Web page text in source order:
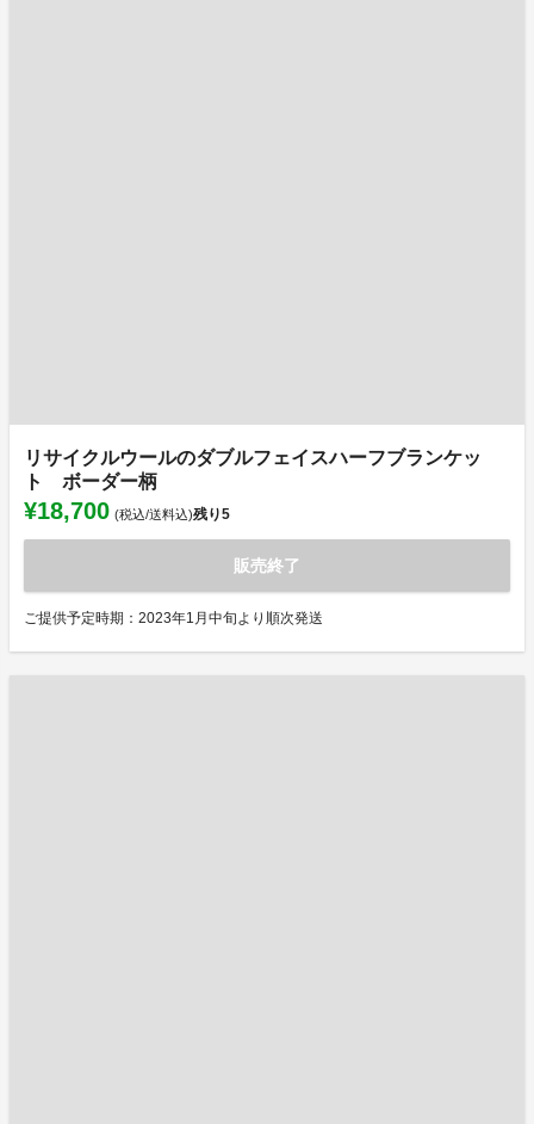
リサイクルウールのダブルフェイスハーフブランケッ
ト ボーダー柄
¥18,700 (税込/送料込)残り5
販売終了
ご提供予定時期：2023年1月中旬より順次発送